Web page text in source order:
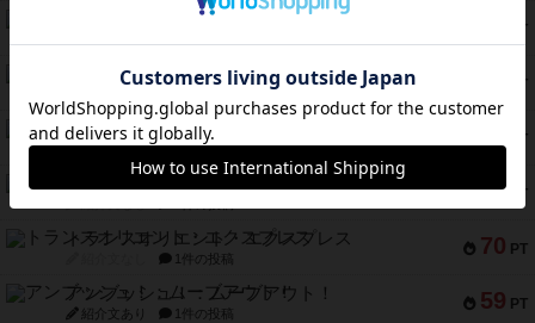
PT
ふたつの城の物語
PT
ノームズ・アット・ナイト
PT
マーリン
紹介文あり 6件の投稿
75 PT
70 PT
トランスオリエント・エクスプレス
1件の投稿
59 PT
アンブッシュ！：ムーブアウト！
紹介文あり 1件の投稿